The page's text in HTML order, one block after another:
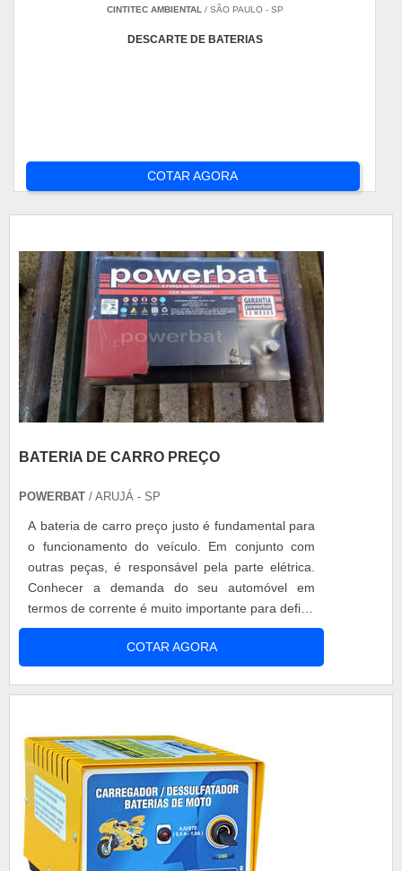
CINTITEC AMBIENTAL / SÃO PAULO - SP
DESCARTE DE BATERIAS
COTAR AGORA
BATERIA DE CARRO PREÇO
POWERBAT / ARUJÁ - SP
A bateria de carro preço justo é fundamental para
o funcionamento do veículo. Em conjunto com
outras peças, é responsável pela parte elétrica.
Conhecer a demanda do seu automóvel em
termos de corrente é muito importante para definir
a amperagem ideal. Ao buscar por uma nova
bateria, é importante ter atenção a alguns pontos
para que o produto seja adquirido com um bom
COTAR AGORA